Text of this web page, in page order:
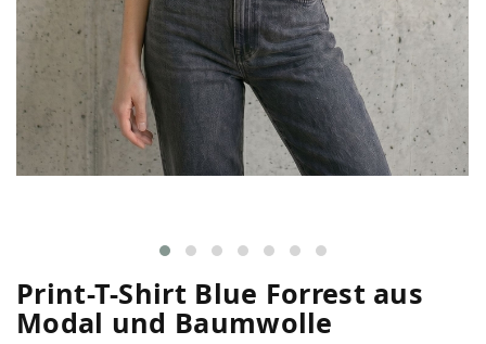
Print-T-Shirt Blue Forrest aus
Modal und Baumwolle